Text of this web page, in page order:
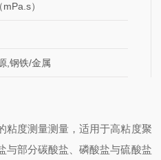
）
,钢铁/金属
粘度测量测量，适用于高粘度聚
与部分碳酸盐、磷酸盐与硫酸盐